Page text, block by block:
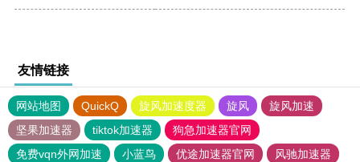
友情链接
网站地图 QuickQ 旋风加速度器 旋风
旋风加速
坚果加速器
tiktok加速器
狗急加速器官网
免费vqn外网加速
小蓝鸟 优途加速器官网
风驰加速器